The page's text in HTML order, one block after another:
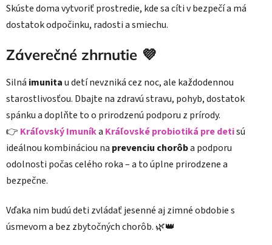
Skúste doma vytvoriť prostredie, kde sa cíti v bezpečí a má
dostatok odpočinku, radosti a smiechu.
Záverečné zhrnutie 💜
Silná imunitau detí nevzniká cez noc, ale každodennou
starostlivosťou. Dbajte na zdravú stravu, pohyb, dostatok
spánku a doplňte to o prirodzenú podporu z prírody.
👉 Kráľovský Imuníka Kráľovské probiotiká pre detisú
ideálnou kombináciou na prevenciu chorôba podporu
odolnosti počas celého roka – a to úplne prirodzene a
bezpečne.
Vďaka nim budú deti zvládať jesenné aj zimné obdobie s
úsmevom a bez zbytočných chorôb. 🌿👑